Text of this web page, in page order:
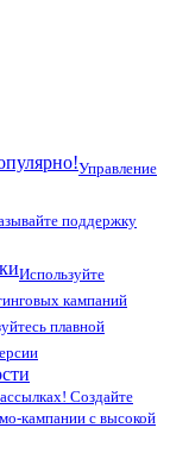
Управление
поддержку
Используйте
кампаний
плавной
Создайте
кампании с высокой